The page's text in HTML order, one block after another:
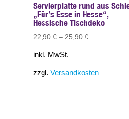
Servierplatte rund aus
„Für’s Esse in Hesse“,
Hessische Tischdeko
22,90 €– 25,90 €
inkl. MwSt.
zzgl. Versandkosten